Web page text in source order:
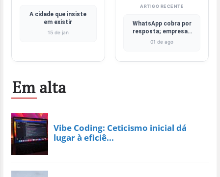
A cidade que insiste
em existir
15 de jan
ARTIGO RECENTE
WhatsApp cobra por
resposta; empresas
buscam apps próprios
01 de ago
Em alta